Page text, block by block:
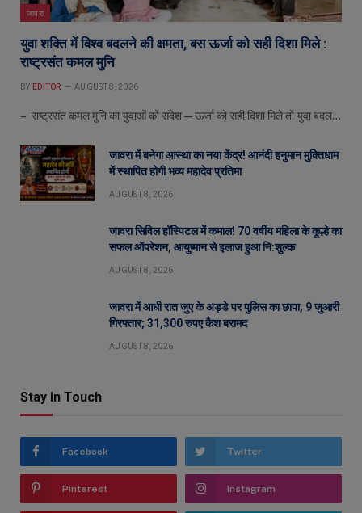
जावरा
युवा शक्ति में विश्व बदलने की क्षमता, बस ऊर्जा को सही दिशा मिले :
राष्ट्रसंत कमल मुनि
BY EDITOR AUGUST 8, 2026
– राष्ट्रसंत कमल मुनि का युवाओं को संदेश—ऊर्जा को सही दिशा मिले तो युवा बदल…
जावरा में बनेगा आस्था का नया केंद्र! आनंदी हनुमान मुक्तिधाम
में स्थापित होगी भव्य महादेव प्रतिमा
AUGUST 8, 2026
जावरा सिविल हॉस्पिटल में कमाल! 70 वर्षीय महिला के कूल्हे का
सफल ऑपरेशन, आयुष्मान से इलाज हुआ नि:शुल्क
AUGUST 8, 2026
जावरा में आधी रात जुए के अड्डे पर पुलिस का छापा, 9 जुआरी
गिरफ्तार; 31,300 रुपए कैश बरामद
AUGUST 8, 2026
Stay In Touch
Facebook Twitter
Pinterest Instagram